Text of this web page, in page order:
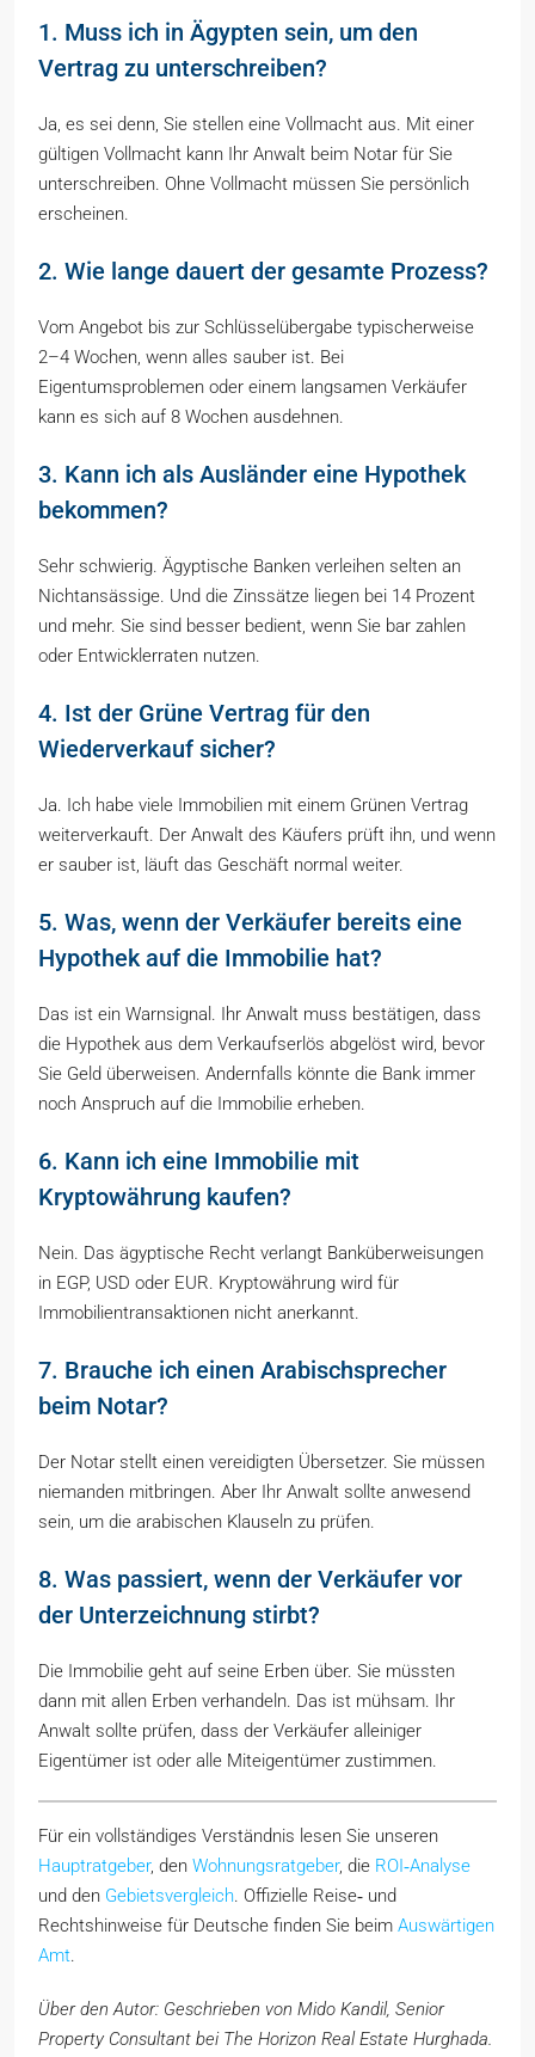
1. Muss ich in Ägypten sein, um den
Vertrag zu unterschreiben?
Ja, es sei denn, Sie stellen eine Vollmacht aus. Mit einer
gültigen Vollmacht kann Ihr Anwalt beim Notar für Sie
unterschreiben. Ohne Vollmacht müssen Sie persönlich
erscheinen.
2. Wie lange dauert der gesamte Prozess?
Vom Angebot bis zur Schlüsselübergabe typischerweise
2–4 Wochen, wenn alles sauber ist. Bei
Eigentumsproblemen oder einem langsamen Verkäufer
kann es sich auf 8 Wochen ausdehnen.
3. Kann ich als Ausländer eine Hypothek
bekommen?
Sehr schwierig. Ägyptische Banken verleihen selten an
Nichtansässige. Und die Zinssätze liegen bei 14 Prozent
und mehr. Sie sind besser bedient, wenn Sie bar zahlen
oder Entwicklerraten nutzen.
4. Ist der Grüne Vertrag für den
Wiederverkauf sicher?
Ja. Ich habe viele Immobilien mit einem Grünen Vertrag
weiterverkauft. Der Anwalt des Käufers prüft ihn, und wenn
er sauber ist, läuft das Geschäft normal weiter.
5. Was, wenn der Verkäufer bereits eine
Hypothek auf die Immobilie hat?
Das ist ein Warnsignal. Ihr Anwalt muss bestätigen, dass
die Hypothek aus dem Verkaufserlös abgelöst wird, bevor
Sie Geld überweisen. Andernfalls könnte die Bank immer
noch Anspruch auf die Immobilie erheben.
6. Kann ich eine Immobilie mit
Kryptowährung kaufen?
Nein. Das ägyptische Recht verlangt Banküberweisungen
in EGP, USD oder EUR. Kryptowährung wird für
Immobilientransaktionen nicht anerkannt.
7. Brauche ich einen Arabischsprecher
beim Notar?
Der Notar stellt einen vereidigten Übersetzer. Sie müssen
niemanden mitbringen. Aber Ihr Anwalt sollte anwesend
sein, um die arabischen Klauseln zu prüfen.
8. Was passiert, wenn der Verkäufer vor
der Unterzeichnung stirbt?
Die Immobilie geht auf seine Erben über. Sie müssten
dann mit allen Erben verhandeln. Das ist mühsam. Ihr
Anwalt sollte prüfen, dass der Verkäufer alleiniger
Eigentümer ist oder alle Miteigentümer zustimmen.
Für ein vollständiges Verständnis lesen Sie unseren
Hauptratgeber, den Wohnungsratgeber, die ROI‑Analyse
und den Gebietsvergleich. Offizielle Reise‑ und
Rechtshinweise für Deutsche finden Sie beim Auswärtigen
Amt.
Über den Autor: Geschrieben von Mido Kandil, Senior
Property Consultant bei The Horizon Real Estate Hurghada.